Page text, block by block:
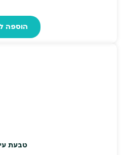
הוספה
טבעת